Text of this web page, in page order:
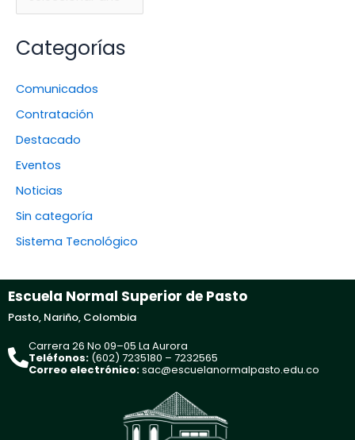
Categorías
Comunicados
Contratación
Destacado
Eventos
Noticias
Sin categoría
Sistema Tecnológico
Escuela Normal Superior de Pasto
Pasto, Nariño, Colombia
Carrera 26 No 09–05 La Aurora
Teléfonos: (602) 7235180 – 7232565
Correo electrónico:sac@escuelanormalpasto.edu.co